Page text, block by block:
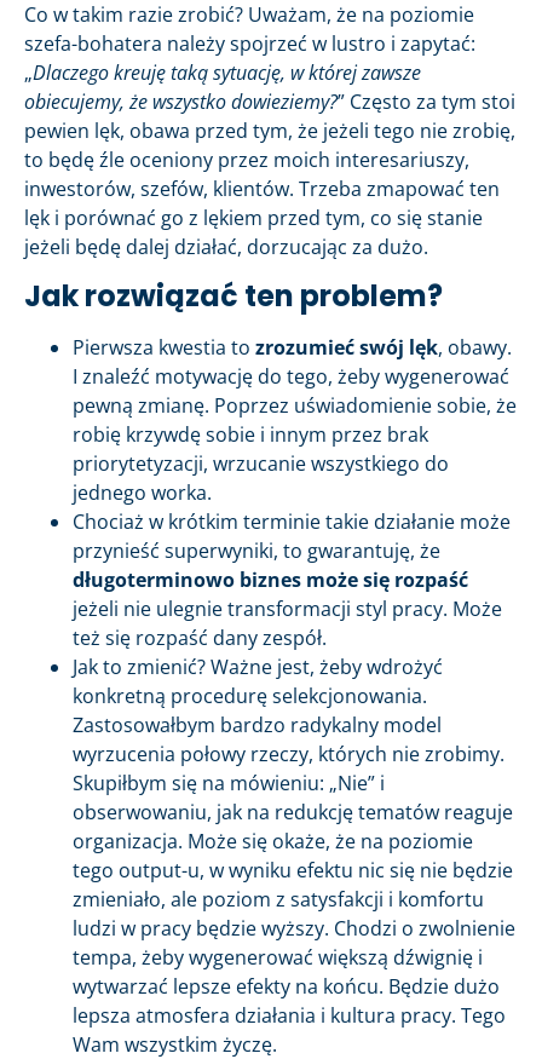
Co w takim razie zrobić? Uważam, że na poziomie
szefa-bohatera należy spojrzeć w lustro i zapytać:
„Dlaczego kreuję taką sytuację, w której zawsze
obiecujemy, że wszystko dowieziemy?” Często za tym stoi
pewien lęk, obawa przed tym, że jeżeli tego nie zrobię,
to będę źle oceniony przez moich interesariuszy,
inwestorów, szefów, klientów. Trzeba zmapować ten
lęk i porównać go z lękiem przed tym, co się stanie
jeżeli będę dalej działać, dorzucając za dużo.
Jak rozwiązać ten problem?
Pierwsza kwestia to zrozumieć swój lęk, obawy.
I znaleźć motywację do tego, żeby wygenerować
pewną zmianę. Poprzez uświadomienie sobie, że
robię krzywdę sobie i innym przez brak
priorytetyzacji, wrzucanie wszystkiego do
jednego worka.
Chociaż w krótkim terminie takie działanie może
przynieść superwyniki, to gwarantuję, że
długoterminowo biznes może się rozpaść
jeżeli nie ulegnie transformacji styl pracy. Może
też się rozpaść dany zespół.
Jak to zmienić? Ważne jest, żeby wdrożyć
konkretną procedurę selekcjonowania.
Zastosowałbym bardzo radykalny model
wyrzucenia połowy rzeczy, których nie zrobimy.
Skupiłbym się na mówieniu: „Nie” i
obserwowaniu, jak na redukcję tematów reaguje
organizacja. Może się okaże, że na poziomie
tego output-u, w wyniku efektu nic się nie będzie
zmieniało, ale poziom z satysfakcji i komfortu
ludzi w pracy będzie wyższy. Chodzi o zwolnienie
tempa, żeby wygenerować większą dźwignię i
wytwarzać lepsze efekty na końcu. Będzie dużo
lepsza atmosfera działania i kultura pracy. Tego
Wam wszystkim życzę.